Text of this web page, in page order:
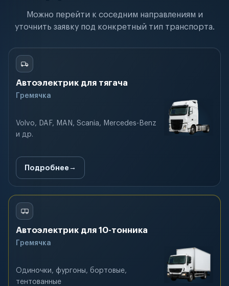
Можно перейти к соседним направлениям и
уточнить заявку под конкретный тип транспорта.
Автоэлектрик для тягача
Гремячка
Volvo, DAF, MAN, Scania, Mercedes-Benz
и др.
Подробнее
Автоэлектрик для 10-тонника
Гремячка
Одиночки, фургоны, бортовые,
тентованные